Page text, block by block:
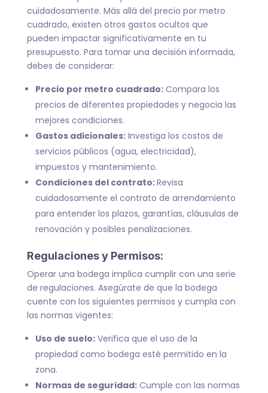
cuidadosamente. Más allá del precio por metro
cuadrado, existen otros gastos ocultos que
pueden impactar significativamente en tu
presupuesto. Para tomar una decisión informada,
debes de considerar:
Precio por metro cuadrado:Compara los
precios de diferentes propiedades y negocia las
mejores condiciones.
Gastos adicionales:Investiga los costos de
servicios públicos (agua, electricidad),
impuestos y mantenimiento.
Condiciones del contrato:Revisa
cuidadosamente el contrato de arrendamiento
para entender los plazos, garantías, cláusulas de
renovación y posibles penalizaciones.
Regulaciones y Permisos:
Operar una bodega implica cumplir con una serie
de regulaciones. Asegúrate de que la bodega
cuente con los siguientes permisos y cumpla con
las normas vigentes:
Uso de suelo:Verifica que el uso de la
propiedad como bodega esté permitido en la
zona.
Normas de seguridad:Cumple con las normas